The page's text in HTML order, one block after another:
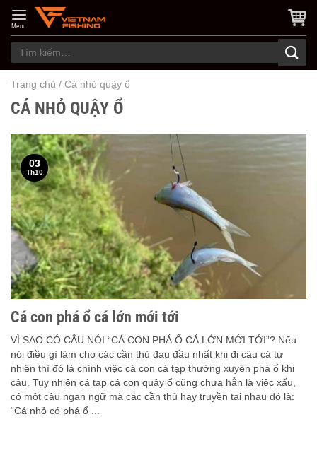
content
Menu
Tìm
kiếm:
Trang chủ / Cá nhỏ quậy ổ
CÁ NHỎ QUẬY Ổ
Cá con phá ổ cá lớn mới tới
VÌ SAO CÓ CÂU NÓI “CÁ CON PHÁ Ổ CÁ LỚN MỚI TỚI”? Nếu
nói điều gì làm cho các cần thủ đau đầu nhất khi đi câu cá tự
nhiên thì đó là chính việc cá con cá tạp thường xuyên phá ổ khi
câu. Tuy nhiên cá tạp cá con quậy ổ cũng chưa hẳn là việc xấu,
có một câu ngạn ngữ mà các cần thủ hay truyền tai nhau đó là:
“Cá nhỏ có phá ổ ...
03
Th10